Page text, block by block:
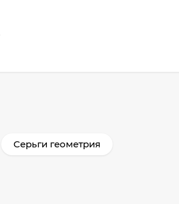
Серьги геометрия